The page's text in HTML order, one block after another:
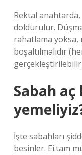
Rektal anahtarda,
doldurulur.
rahatlama
boşaltılmalıdır
Sabah aç
İşte sabahları
besinler. Ei.tam